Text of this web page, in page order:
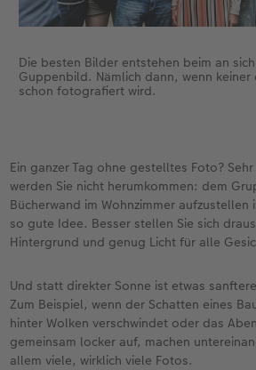
Die besten Bilder entstehen beim an
Guppenbild. Nämlich dann, wenn
schon fotografiert wird.
Ein ganzer Tag ohne gestelltes Foto?
werden Sie nicht herumkommen: dem
Bücherwand im Wohnzimmer aufzustellen
so gute Idee. Besser stellen Sie sich
Hintergrund und genug Licht für alle
Und statt direkter Sonne ist etwas
Zum Beispiel, wenn der Schatten eines
hinter Wolken verschwindet oder das
gemeinsam locker auf, machen
allem viele, wirklich viele Fotos.